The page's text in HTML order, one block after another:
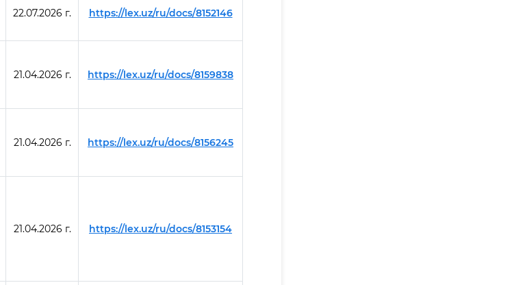
22.07.2026 г. https://lex.uz/ru/docs/8152146
21.04.2026 г. https://lex.uz/ru/docs/8159838
21.04.2026 г. https://lex.uz/ru/docs/8156245
21.04.2026 г. https://lex.uz/ru/docs/8153154